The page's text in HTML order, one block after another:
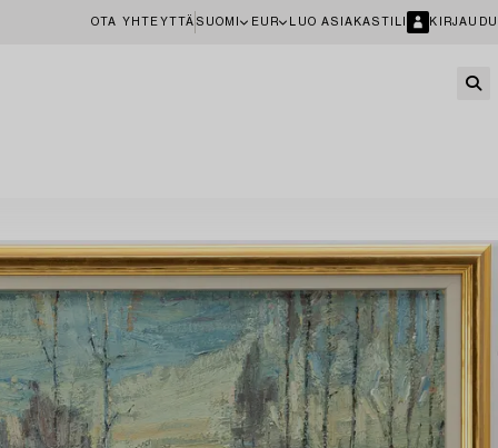
OTA YHTEYTTÄ SUOMI EUR LUO ASIAKASTILI KIRJAUDU